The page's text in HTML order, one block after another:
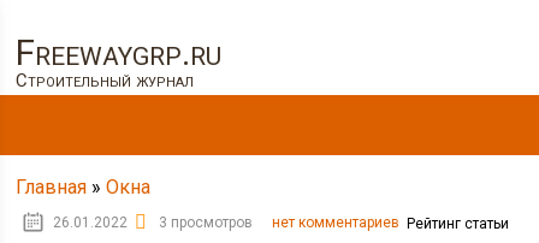
Freewaygrp.ru
Строительный журнал
Главная »Окна
26.01.2022 3 просмотров нет комментариев Рейтинг статьи